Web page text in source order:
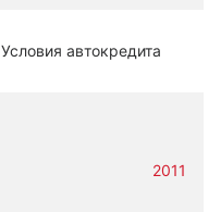
Условия автокредита
2011